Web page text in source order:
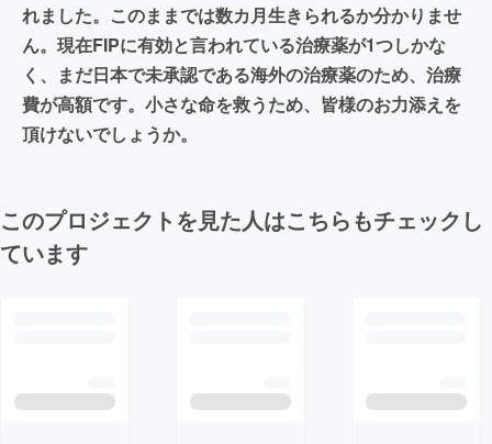
れました。このままでは数カ月生きられるか分かりませ
ん。現在FIPに有効と言われている治療薬が1つしかな
く、まだ日本で未承認である海外の治療薬のため、治療
費が高額です。小さな命を救うため、皆様のお力添えを
頂けないでしょうか。
このプロジェクトを見た人はこちらもチェックし
ています